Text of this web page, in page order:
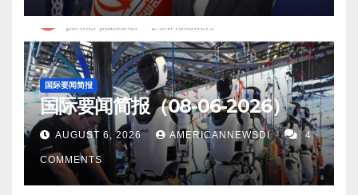
国际要闻简报
国际要闻简报（08-06-2026）
AUGUST 6, 2026 AMERICANNEWSDI 4
COMMENTS